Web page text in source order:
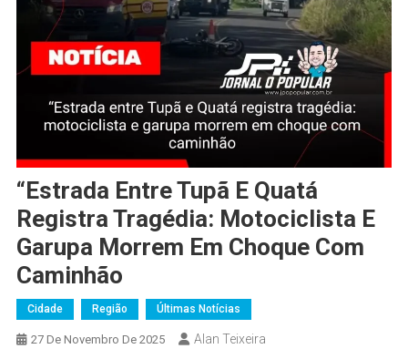
“Estrada Entre Tupã E Quatá
Registra Tragédia: Motociclista E
Garupa Morrem Em Choque Com
Caminhão
Cidade Região Últimas Notícias
27 De Novembro De 2025 Alan Teixeira